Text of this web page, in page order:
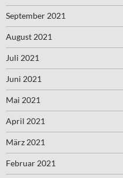
September 2021
August 2021
Juli 2021
Juni 2021
Mai 2021
April 2021
März 2021
Februar 2021